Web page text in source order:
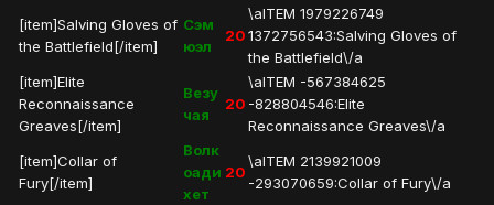
[item]Salving Gloves of
the Battlefield[/item]
Сэм
юэл
20
\aITEM 1979226749
1372756543:Salving Gloves of
the Battlefield\/a
[item]Elite
Reconnaissance
Greaves[/item]
Везу
чая
20
\aITEM -567384625
-828804546:Elite
Reconnaissance Greaves\/a
[item]Collar of
Fury[/item]
Волк
оади
хет
20
\aITEM 2139921009
-293070659:Collar of Fury\/a